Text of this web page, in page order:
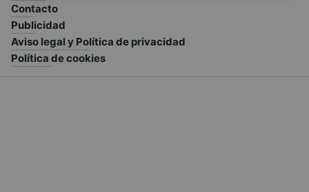
Contacto
Publicidad
Aviso legal y Política de privacidad
Política de cookies